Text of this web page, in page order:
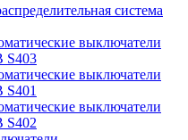
система
выключатели
S403
выключатели
S401
выключатели
S402